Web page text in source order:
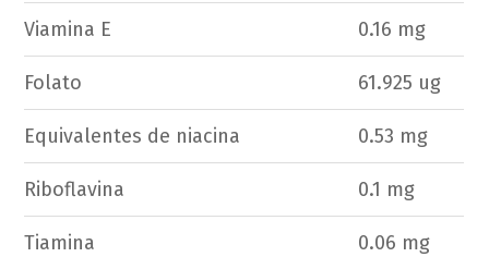
Viamina E 0.16 mg
Folato 61.925 ug
Equivalentes de niacina 0.53 mg
Riboflavina 0.1 mg
Tiamina 0.06 mg